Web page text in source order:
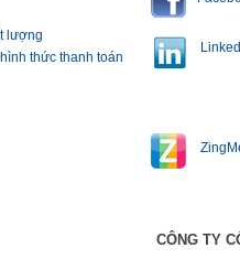
lượng
thức thanh toán
CÔNG TY